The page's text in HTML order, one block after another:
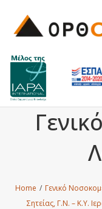
Home / Γενικό
Σητείας, Γ.Ν. – Κ.Υ.